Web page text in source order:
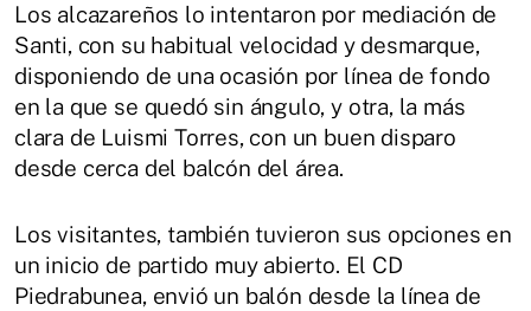
Los alcazareños lo intentaron por mediación de
Santi, con su habitual velocidad y desmarque,
disponiendo de una ocasión por línea de fondo
en la que se quedó sin ángulo, y otra, la más
clara de Luismi Torres, con un buen disparo
desde cerca del balcón del área.
Los visitantes, también tuvieron sus opciones en
un inicio de partido muy abierto. El CD
Piedrabunea, envió un balón desde la línea de